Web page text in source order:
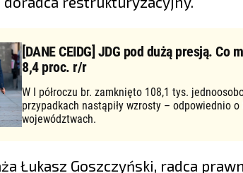
[DANE CEIDG] JDG pod dużą presją.
8,4 proc. r/r
W I półroczu br. zamknięto 108,1 tys.
przypadkach nastąpiły wzrosty – odpowiednio o
województwach.
Łukasz Goszczyński, radca